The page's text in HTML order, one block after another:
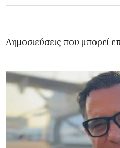
Δημοσιεύσεις που μπορεί